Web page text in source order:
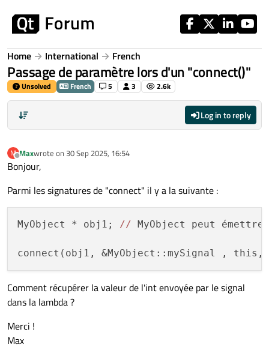
Home International French
Passage de paramètre lors d'un "connect()"
Unsolved French 5 3 2.6k
Log in to reply
M
Offline
Maxwrote on 30 Sep 2025, 16:54
last edited by
Bonjour,
Parmi les signatures de "connect" il y a la suivante :
MyObject * obj1; // MyObject peut
connect(obj1, &MyObject::mySignal ,
Comment récupérer la valeur de l'int envoyée par le signal
dans la lambda ?
Merci !
Max